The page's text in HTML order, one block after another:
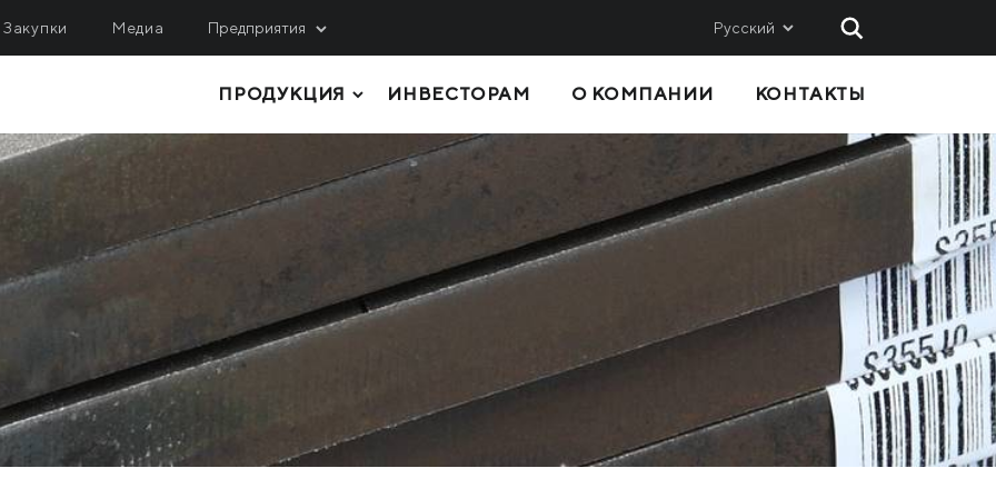
Закупки Медиа Предприятия
ГОК
ГОК
ГОК
Coal Company
ИНЖИНИРИНГ
МРМЗ
Метинвест Шиппинг
Metinvest Digital
Метінвест Січсталь
Metinvest International SA
Metinvest Polska
Русский
ПРОДУКЦИЯ
ТОЛСТОЛИСТОВОЙ ПРОКАТ
РУЛОННЫЙ ПРОКАТ
ЛИСТОВОЙ ПРОКАТ
СЫРЬЕ И ПОЛУФАБРИКАТЫ
ИНВЕСТОРАМ О КОМПАНИИ КОНТАКТЫ